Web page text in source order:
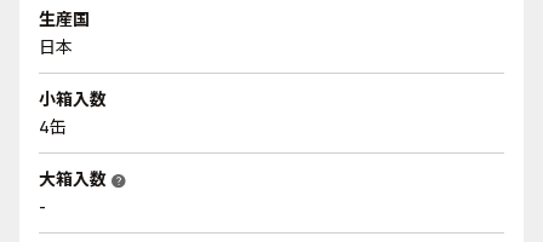
生産国
日本
小箱入数
4缶
大箱入数 help
-